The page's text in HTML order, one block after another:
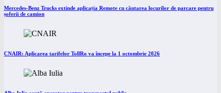
Mercedes-Benz Trucks extinde aplicația Remote cu căutarea locurilor de parcare pentru
șoferii de camion
CNAIR: Aplicarea tarifelor TollRo va începe la 1 octombrie 2026